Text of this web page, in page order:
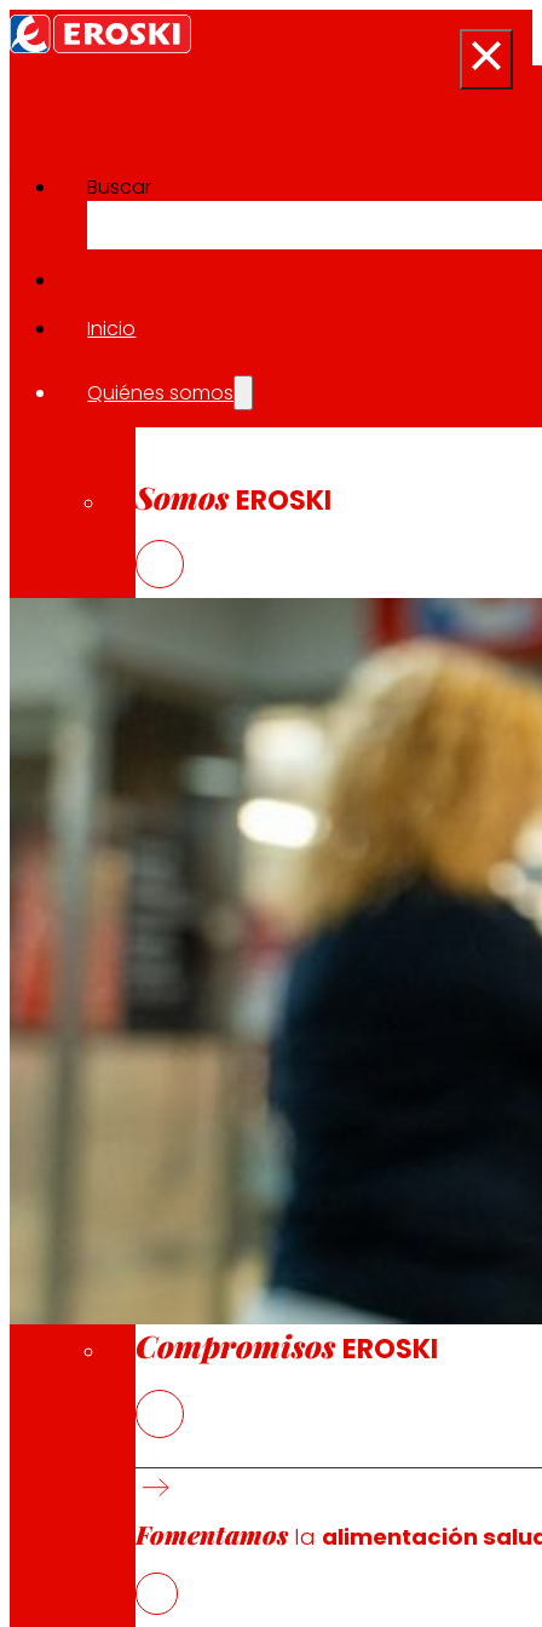
Buscar
Inicio
Quiénes somos
Somos EROSKI
Así somos
Todo nuestro ADN: un viaje por la misión, la
Somos por y para las personas. Descubre
Fundación
A través de nuestra Fundación
Compromisos EROSKI
Fomentamosla alimentación
Sala de prensa
Volver a todas las noticias
16.04.2026
EROSKI lanza la compra por
La cooperativa apuesta por la innovación
Desde esta semana, EROSKI ofrece este
ha lanzado Eroski Smart Shop, una
cooperativa ha lanzado una experiencia piloto en